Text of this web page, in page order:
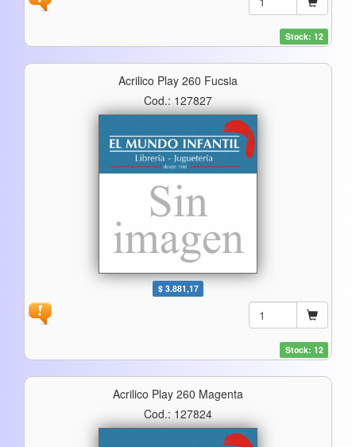
Stock: 12
Acrilico Play 260 Fucsia
Cod.: 127827
$ 3.881,17
Stock: 12
Acrilico Play 260 Magenta
Cod.: 127824